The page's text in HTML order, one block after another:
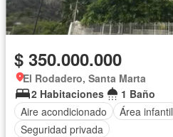
$ 350.000.000
El Rodadero, Santa Marta
2 Habitaciones
1 Baño
Aire acondicionado
Área infantil
Seguridad privada